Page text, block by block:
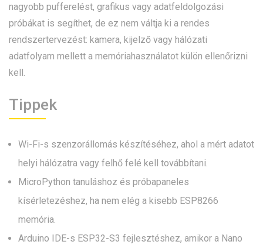
nagyobb pufferelést, grafikus vagy adatfeldolgozási
próbákat is segíthet, de ez nem váltja ki a rendes
rendszertervezést: kamera, kijelző vagy hálózati
adatfolyam mellett a memóriahasználatot külön ellenőrizni
kell.
Tippek
Wi-Fi-s szenzorállomás készítéséhez, ahol a mért adatot
helyi hálózatra vagy felhő felé kell továbbítani.
MicroPython tanuláshoz és próbapaneles
kísérletezéshez, ha nem elég a kisebb ESP8266
memória.
Arduino IDE-s ESP32-S3 fejlesztéshez, amikor a Nano